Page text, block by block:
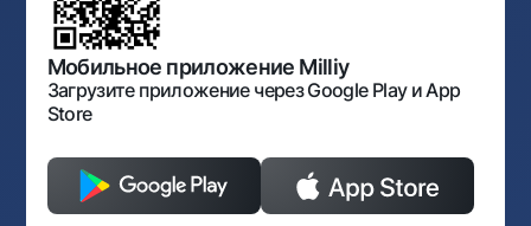
Порядок и режим работы НБУ
Открытые данные
Антимонопольный комплаенс
Мобильное приложение Milliy
Загрузите приложение через Google Play и App
Store